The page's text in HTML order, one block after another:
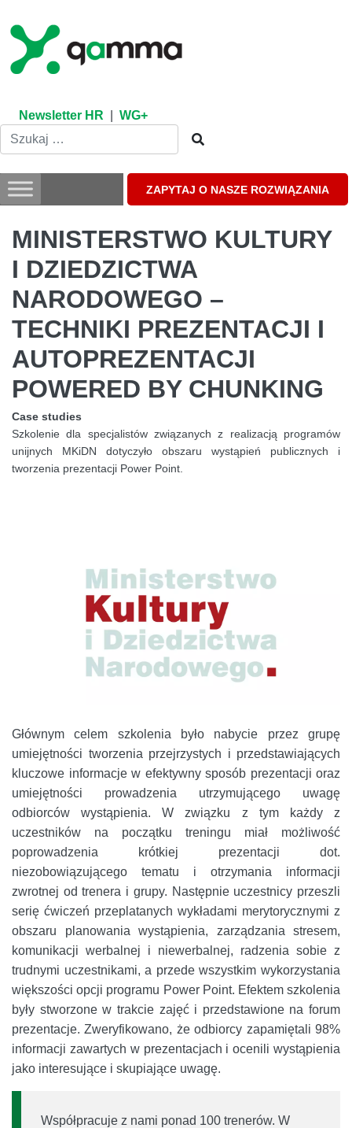
content
Newsletter HR WG+
ZAPYTAJ O NASZE ROZWIĄZANIA
MINISTERSTWO KULTURY
I DZIEDZICTWA
NARODOWEGO –
TECHNIKI PREZENTACJI I
AUTOPREZENTACJI
POWERED BY CHUNKING
Case studies
Szkolenie dla specjalistów związanych z realizacją programów
unijnych MKiDN dotyczyło obszaru wystąpień publicznych i
tworzenia prezentacji Power Point.
Głównym celem szkolenia było nabycie przez grupę
umiejętności tworzenia przejrzystych i przedstawiających
kluczowe informacje w efektywny sposób prezentacji oraz
umiejętności prowadzenia utrzymującego uwagę
odbiorców wystąpienia. W związku z tym każdy z
uczestników na początku treningu miał możliwość
poprowadzenia krótkiej prezentacji dot.
niezobowiązującego tematu i otrzymania informacji
zwrotnej od trenera i grupy. Następnie uczestnicy przeszli
serię ćwiczeń przeplatanych wykładami merytorycznymi z
obszaru planowania wystąpienia, zarządzania stresem,
komunikacji werbalnej i niewerbalnej, radzenia sobie z
trudnymi uczestnikami, a przede wszystkim wykorzystania
większości opcji programu Power Point. Efektem szkolenia
były stworzone w trakcie zajęć i przedstawione na forum
prezentacje. Zweryfikowano, że odbiorcy zapamiętali 98%
informacji zawartych w prezentacjach i ocenili wystąpienia
jako interesujące i skupiające uwagę.
Współpracuje z nami ponad 100 trenerów. W